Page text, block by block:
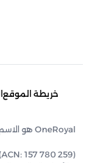
خريطة الموقع